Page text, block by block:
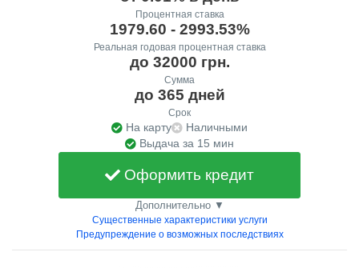
Процентная ставка
1979.60 - 2993.53%
Реальная годовая процентная ставка
до 32000 грн.
Сумма
до 365 дней
Срок
На карту
Наличными
Выдача за 15 мин
Оформить кредит
Дополнительно ▼
Существенные характеристики услуги
Предупреждение о возможных последствиях